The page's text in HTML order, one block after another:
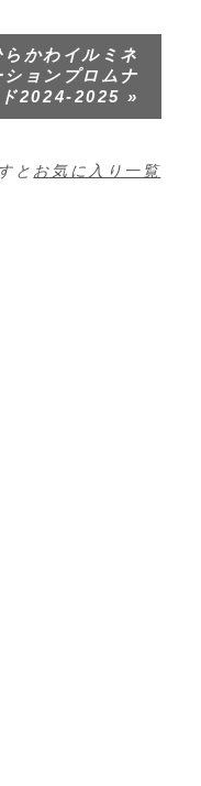
らかわイルミネ
ションプロムナ
ド2024-2025»
と お気に入り一覧